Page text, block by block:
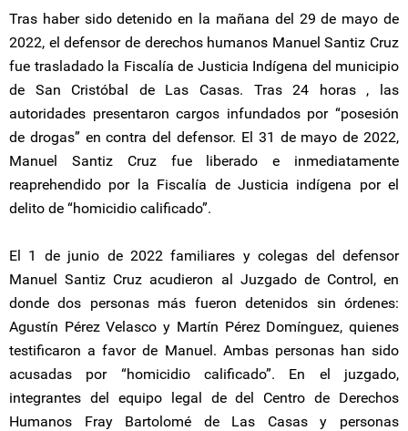
Tras haber sido detenido en la mañana del 29 de mayo de
2022, el defensor de derechos humanos Manuel Santiz Cruz
fue trasladado la Fiscalía de Justicia Indígena del municipio
de San Cristóbal de Las Casas. Tras 24 horas , las
autoridades presentaron cargos infundados por “posesión
de drogas” en contra del defensor. El 31 de mayo de 2022,
Manuel Santiz Cruz fue liberado e inmediatamente
reaprehendido por la Fiscalía de Justicia indígena por el
delito de “homicidio calificado”.
El 1 de junio de 2022 familiares y colegas del defensor
Manuel Santiz Cruz acudieron al Juzgado de Control, en
donde dos personas más fueron detenidos sin órdenes:
Agustín Pérez Velasco y Martín Pérez Domínguez, quienes
testificaron a favor de Manuel. Ambas personas han sido
acusadas por “homicidio calificado”. En el juzgado,
integrantes del equipo legal de del Centro de Derechos
Humanos Fray Bartolomé de Las Casas y personas